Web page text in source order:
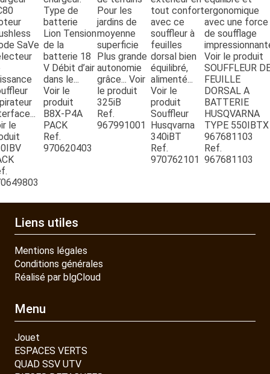
PIECES DETACHEES
CONTACT
SaVe
le
Type de
batterie
Lion Tension
de la
batterie 18
V Débit d’air
dans le...
Voir le
produit
B8X-P4A
PACK
Ref.
970620403
Pour les
jardins de
moyenne
superficie
Plus grande
autonomie
grâce... Voir
le produit
325iB
Ref.
967991001
tout confort
avec ce
souffleur à
feuilles
dorsal bien
équilibré,
alimenté...
Voir le
produit
Souffleur
Husqvarna
340iBT
Ref.
970762101
ergonomique
avec une force
de soufflage
Voir le produit
SOUFFLEUR
FEUILLE
DORSAL A
BATTERIE
HUSQVARNA
TYPE 550IBTX
967681103
Ref.
967681103
Liens utiles
Mentions légales
Conditions générales
Réalisé par blgCloud
Menu
Jouet
ESPACES VERTS
QUAD SSV UTV